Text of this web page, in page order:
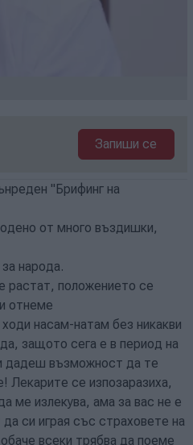
Запиши се
"Брифинг на
от много въздишки,
народа.
растат, положението се
отнеме
насам-натам без никакви
защото сега е в период на
дадеш възможност да те
Лекарите се изпозаразиха,
ме излекува, ама за вас не е
си играя със страховете на
всеки трябва да поеме